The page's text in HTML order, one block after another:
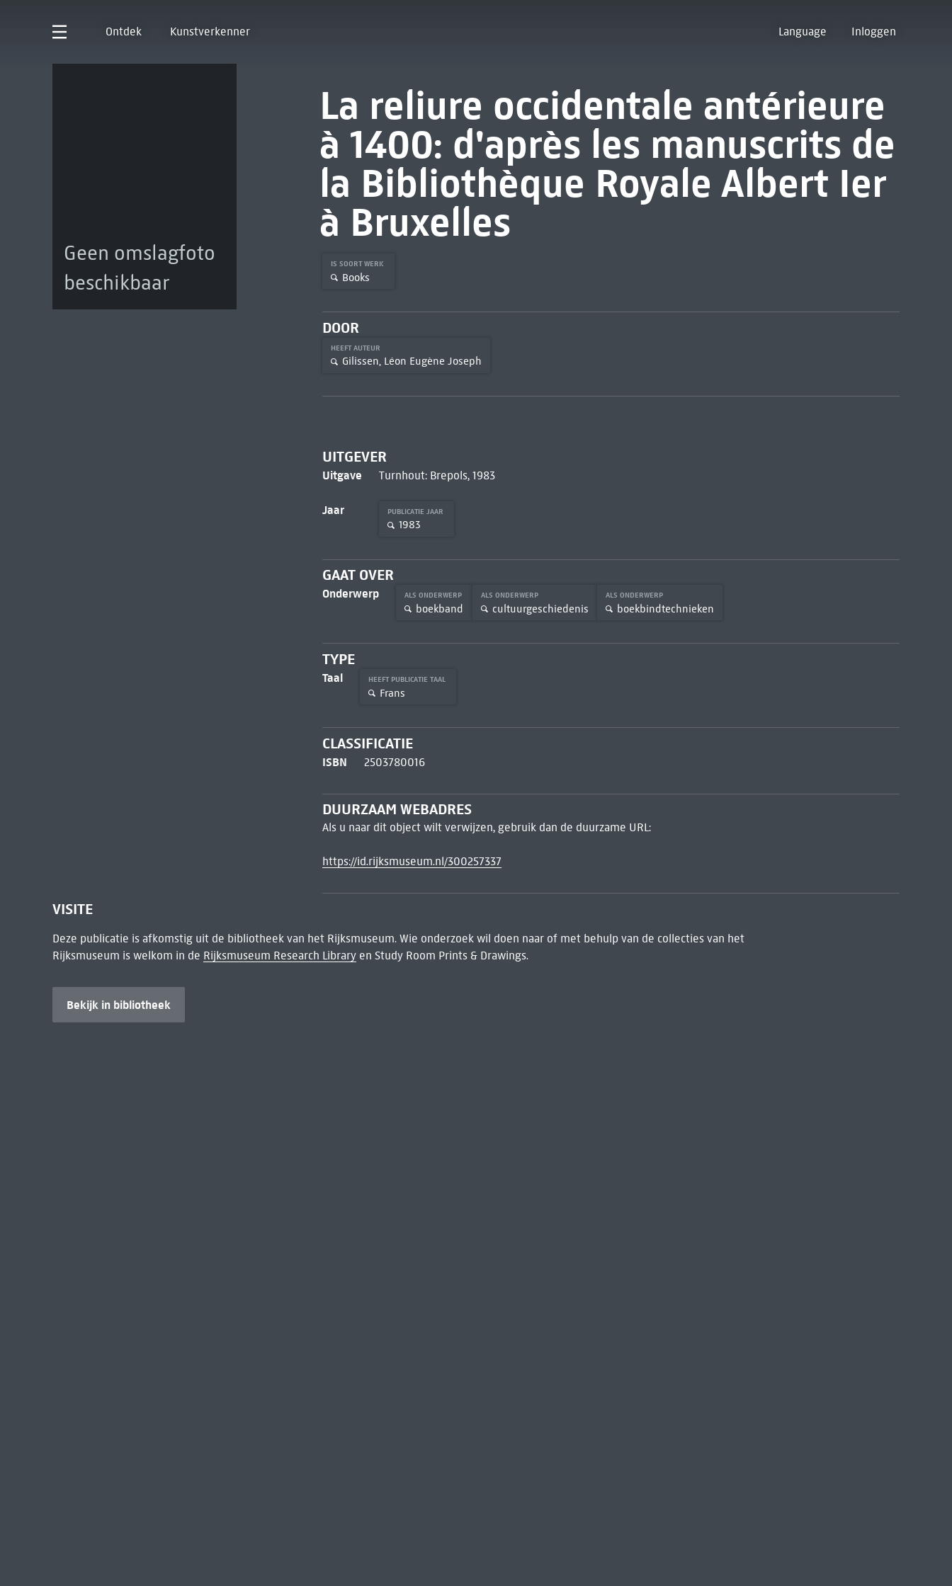
Ontdek Kunstverkenner Language Inloggen
Geen omslagfoto
beschikbaar
La reliure occidentale antérieure
à 1400: d'après les manuscrits de
la Bibliothèque Royale Albert Ier
à Bruxelles
IS SOORT WERK
Books
DOOR
HEEFT AUTEUR
Gilissen, Léon Eugène Joseph
UITGEVER
Uitgave Turnhout: Brepols, 1983
Jaar PUBLICATIE JAAR
1983
GAAT OVER
Onderwerp ALS ONDERWERP
boekband
ALS ONDERWERP
cultuurgeschiedenis
ALS ONDERWERP
boekbindtechnieken
TYPE
Taal HEEFT PUBLICATIE TAAL
Frans
CLASSIFICATIE
ISBN 2503780016
DUURZAAM WEBADRES
Als u naar dit object wilt verwijzen, gebruik dan de duurzame URL:
https://id.rijksmuseum.nl/300257337
VISITE
Deze publicatie is afkomstig uit de bibliotheek van het Rijksmuseum. Wie onderzoek wil doen naar of met behulp van de collecties van het
Rijksmuseum is welkom in de Rijksmuseum Research Libraryen Study Room Prints & Drawings.
Bekijk in bibliotheek